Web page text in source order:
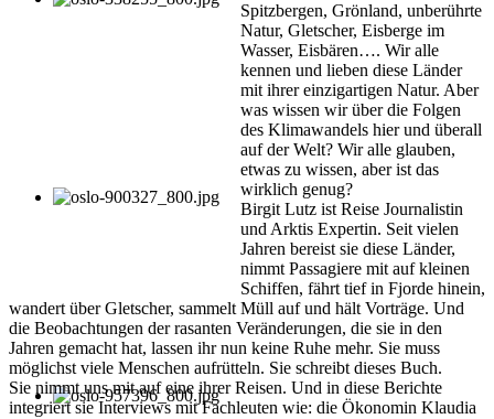
Spitzbergen, Grönland, unberührte
Natur, Gletscher, Eisberge im
Wasser, Eisbären…. Wir alle
kennen und lieben diese Länder
mit ihrer einzigartigen Natur. Aber
was wissen wir über die Folgen
des Klimawandels hier und überall
auf der Welt? Wir alle glauben,
etwas zu wissen, aber ist das
wirklich genug?
Birgit Lutz ist Reise Journalistin
und Arktis Expertin. Seit vielen
Jahren bereist sie diese Länder,
nimmt Passagiere mit auf kleinen
Schiffen, fährt tief in Fjorde hinein,
wandert über Gletscher, sammelt Müll auf und hält Vorträge. Und
die Beobachtungen der rasanten Veränderungen, die sie in den
Jahren gemacht hat, lassen ihr nun keine Ruhe mehr. Sie muss
möglichst viele Menschen aufrütteln. Sie schreibt dieses Buch.
Sie nimmt uns mit auf eine ihrer Reisen. Und in diese Berichte
integriert sie Interviews mit Fachleuten wie: die Ökonomin Klaudia